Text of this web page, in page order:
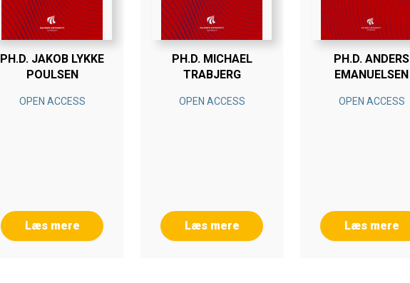
PH.D. JAKOB LYKKE
POULSEN
OPEN ACCESS
Læs mere
PH.D. MICHAEL
TRABJERG
OPEN ACCESS
Læs mere
PH.D. ANDERS
EMANUELSEN
OPEN ACCESS
Læs mere